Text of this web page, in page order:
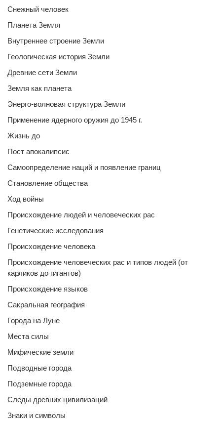
Снежный человек
Планета Земля
Внутреннее строение Земли
Геологическая история Земли
Древние сети Земли
Земля как планета
Энерго-волновая структура Земли
Применение ядерного оружия до 1945 г.
Жизнь до
Пост апокалипсис
Самоопределение наций и появление границ
Становление общества
Ход войны
Происхождение людей и человеческих рас
Генетические исследования
Происхождение человека
Происхождение человеческих рас и типов людей (от
карликов до гигантов)
Происхождение языков
Сакральная география
Города на Луне
Места силы
Мифические земли
Подводные города
Подземные города
Следы древних цивилизаций
Знаки и символы